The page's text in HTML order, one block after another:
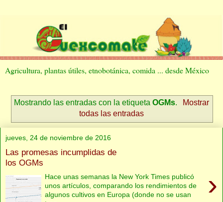
Agricultura, plantas útiles, etnobotánica, comida ... desde México
Mostrando las entradas con la etiquetaOGMs.
Mostrar
todas las entradas
jueves, 24 de noviembre de 2016
Las promesas incumplidas de
los OGMs
›
Hace unas semanas la New York Times publicó
unos artículos, comparando los rendimientos de
algunos cultivos en Europa (donde no se usan